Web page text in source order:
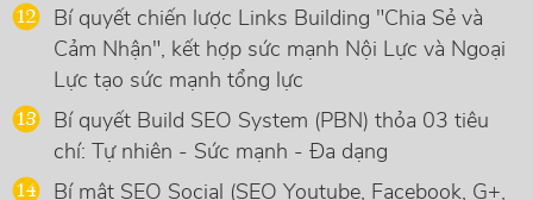
Bí quyết chiến lược Links Building "Chia Sẻ và
Cảm Nhận", kết hợp sức mạnh Nội Lực và Ngoại
Lực tạo sức mạnh tổng lực
Bí quyết Build SEO System (PBN) thỏa 03 tiêu
chí: Tự nhiên - Sức mạnh - Đa dạng
Bí mật SEO Social (SEO Youtube, Facebook, G+,